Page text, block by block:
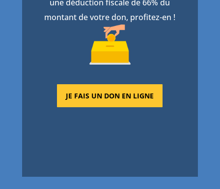
une déduction fiscale de 66% du
montant de votre don, profitez-en !
JE FAIS UN DON EN LIGNE